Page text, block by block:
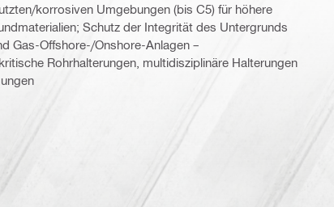
korrosiven Umgebungen (bis C5) für höhere
Schutz der Integrität des Untergrunds
Gas-Offshore-/Onshore-Anlagen –
Rohrhalterungen, multidisziplinäre Halterungen